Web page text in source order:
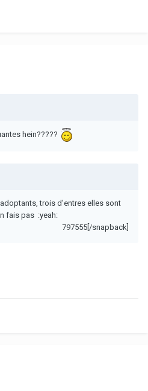
hein?????
trois d'entres elles sont
fais pas :yeah:
797555[/snapback]